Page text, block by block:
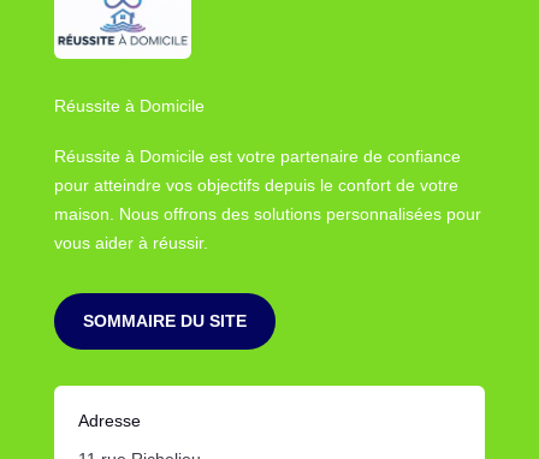
Réussite à Domicile
Réussite à Domicile est votre partenaire de confiance
pour atteindre vos objectifs depuis le confort de votre
maison. Nous offrons des solutions personnalisées pour
vous aider à réussir.
SOMMAIRE DU SITE
Adresse